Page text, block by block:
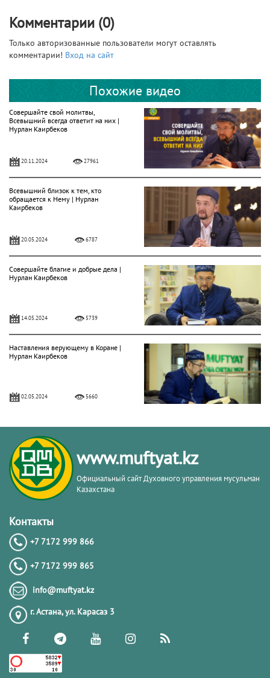
Комментарии (0)
Только авторизованные пользователи могут оставлять
комментарии! Вход на сайт
Похожие видео
Совершайте свой молитвы,
Всевышний всегда ответит на них |
Нурлан Каирбеков
20.11.2024 27961
Всевышний близок к тем, кто
обращается к Нему | Нурлан
Каирбеков
20.05.2024 6787
Совершайте благие и добрые дела |
Нурлан Каирбеков
14.05.2024 5739
Наставления верующему в Коране |
Нурлан Каирбеков
02.05.2024 5660
Обязанности мусульманина в
Исламе | Нурлан Каирбеков
22.04.2024 6505
18.03.2024
Рамазан – месяц поклонения |
Нурлан Каирбеков
16.03.2024 5500
Тафсир имама аз-Зухайли: 16-урок.
Методология изучения Тафсира |
www.muftyat.kz
Официальный сайт Духовного управления мусульман
Казахстана
Контакты
+7 7172 999 866
+7 7172 999 865
info@muftyat.kz
г. Астана, ул. Карасаз 3